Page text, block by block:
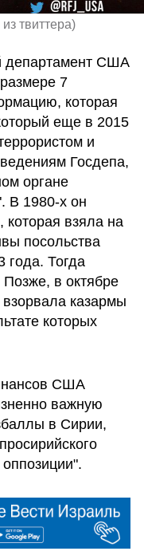
твиттера)
департамент США
7
которая
еще в 2015
и
Госдепа,
органе
В 1980-х он
которая взяла на
посольства
Тогда
в октябре
казармы
которых
США
важную
в Сирии,